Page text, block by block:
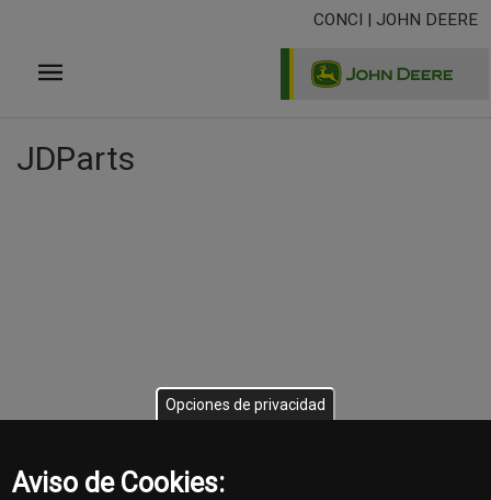
principal
CONCI | JOHN DEERE
JDParts
Opciones de privacidad
Aviso de Cookies: